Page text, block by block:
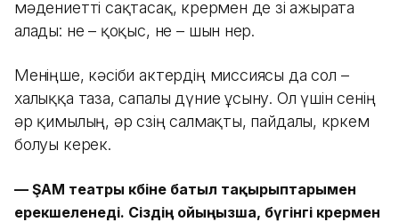
мәдениетті сақтасақ, көрермен де өзі ажырата
алады: не – қоқыс, не – шын өнер.
Меніңше, кәсіби актердің миссиясы да сол –
халыққа таза, сапалы дүние ұсыну. Ол үшін сенің
әр қимылың, әр сөзің салмақты, пайдалы, көркем
болуы керек.
— ŞAM театры көбіне батыл тақырыптарымен
ерекшеленеді. Сіздің ойыңызша, бүгінгі көрермен